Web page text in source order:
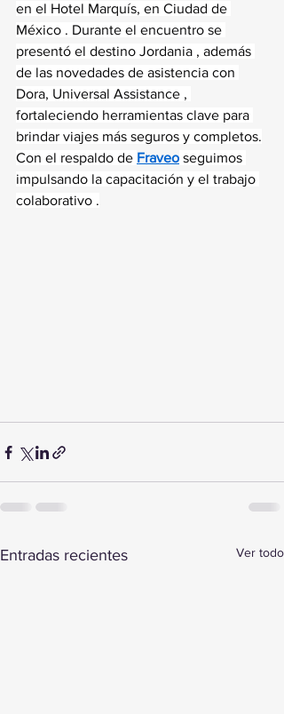
en el Hotel Marquís, en Ciudad de
México . Durante el encuentro se
presentó el destino Jordania , además
de las novedades de asistencia con
Dora, Universal Assistance ,
fortaleciendo herramientas clave para
brindar viajes más seguros y completos.
Con el respaldo de Fraveo seguimos
impulsando la capacitación y el trabajo
colaborativo .
Entradas recientes Ver todo